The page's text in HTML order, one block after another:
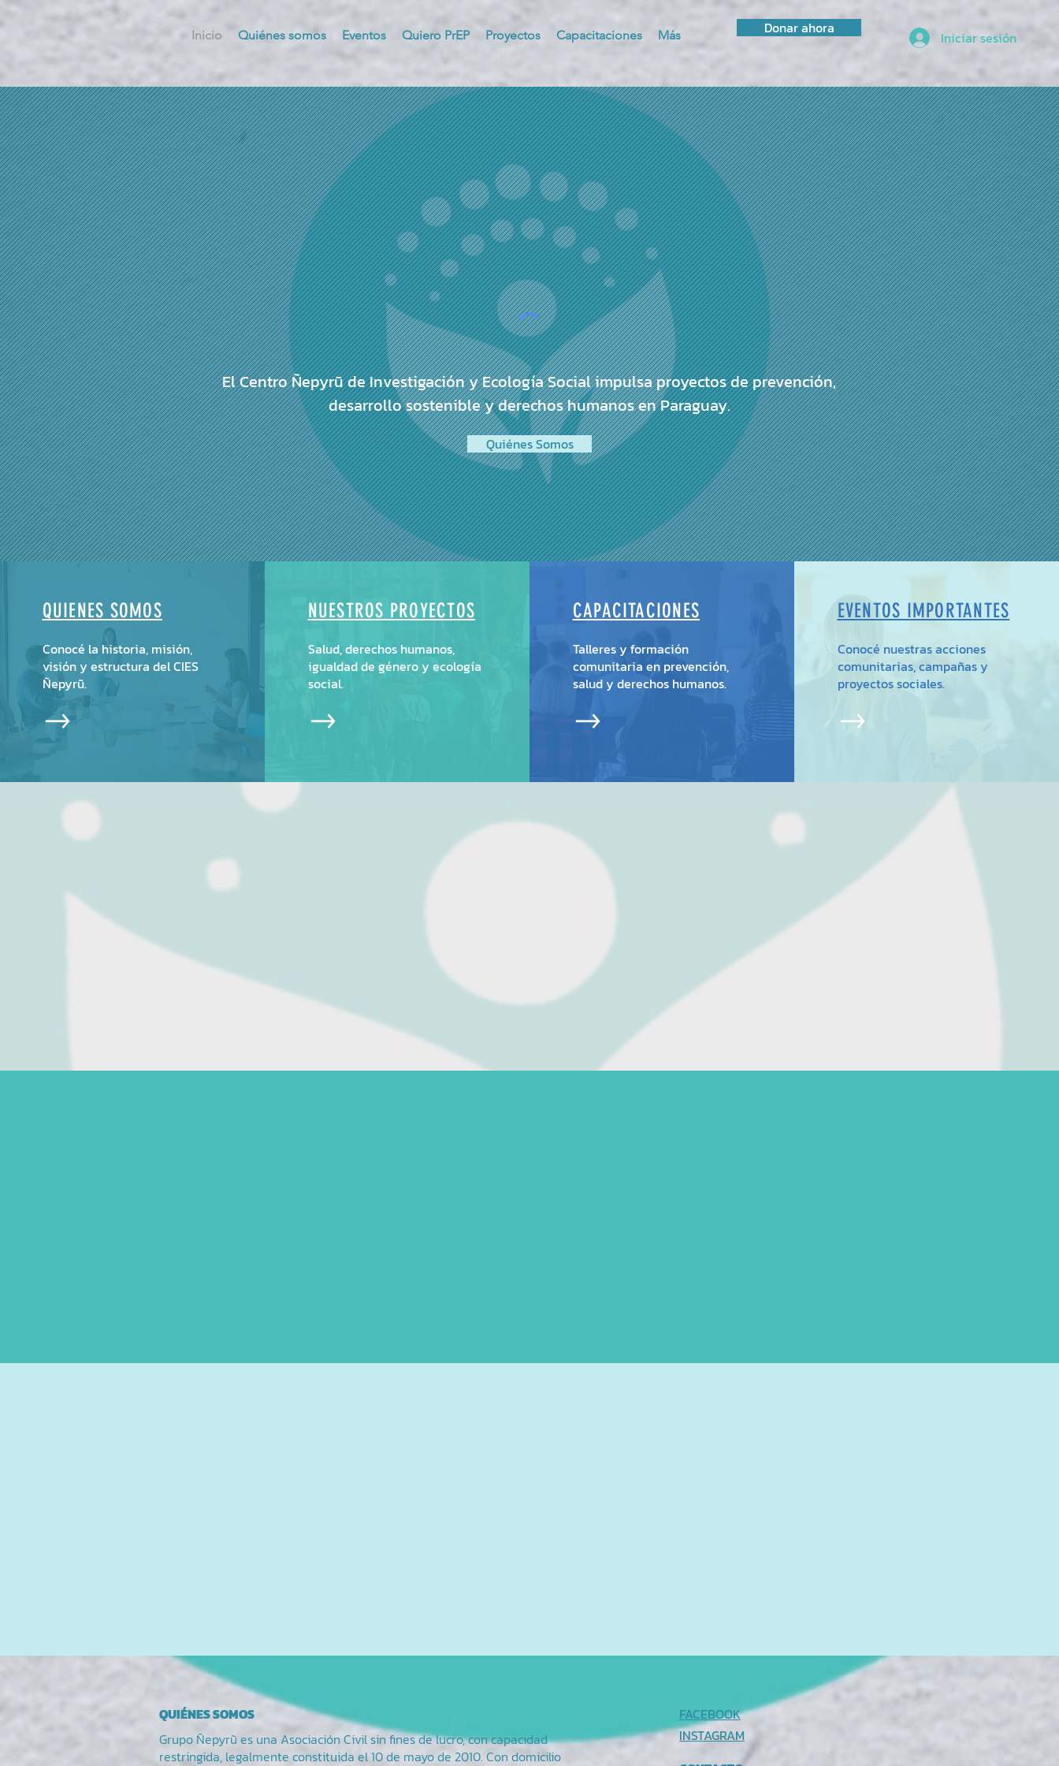
Inicio Quiénes somos Eventos Quiero PrEP Proyectos Capacitaciones Más Donar ahora
Iniciar sesión
Construyendo salud,
derechos y comunidad
El Centro Ñepyrũ de Investigación y Ecología Social impulsa proyectos de prevención,
desarrollo sostenible y derechos humanos en Paraguay.
Quiénes Somos
QUIENES SOMOS
Conocé la historia, misión,
visión y estructura del CIES
Ñepyrũ.
NUESTROS PROYECTOS
Salud, derechos humanos,
igualdad de género y ecología
social.
CAPACITACIONES
Talleres y formación
comunitaria en prevención,
salud y derechos humanos.
EVENTOS IMPORTANTES
Conocé nuestras acciones
comunitarias, campañas y
proyectos sociales.
NUESTRO IMPACTO
QUIÉNES SOMOS
Grupo Ñepyrũ es una Asociación Civil sin fines de lucro, con capacidad
restringida, legalmente constituida el 10 de mayo de 2010. Con domicilio
FACEBOOK
INSTAGRAM